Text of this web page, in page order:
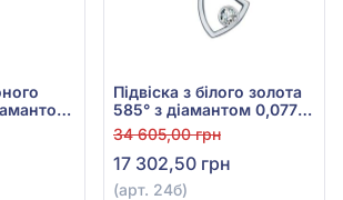
Підвіска з білого золота
585° з діамантом 0,077ct,
арт. 24б
34 605,00 грн
17 302,50 грн
(арт. 24б)